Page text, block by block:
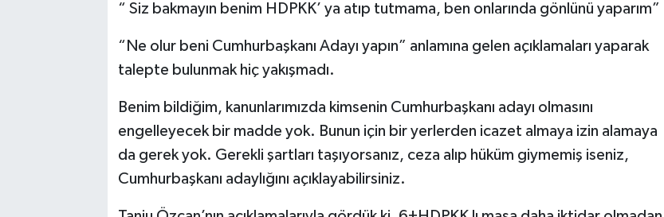
“ Siz bakmayın benim HDPKK’ ya atıp tutmama, ben onlarında gönlünü yaparım”
“Ne olur beni Cumhurbaşkanı Adayı yapın” anlamına gelen açıklamaları yaparak
talepte bulunmak hiç yakışmadı.
Benim bildiğim, kanunlarımızda kimsenin Cumhurbaşkanı adayı olmasını
engelleyecek bir madde yok. Bunun için bir yerlerden icazet almaya izin alamaya
da gerek yok. Gerekli şartları taşıyorsanız, ceza alıp hüküm giymemiş iseniz,
Cumhurbaşkanı adaylığını açıklayabilirsiniz.